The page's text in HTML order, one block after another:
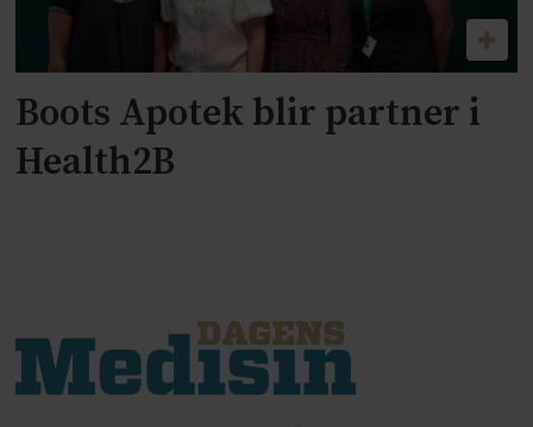
Boots Apotek blir partner i
Health2B